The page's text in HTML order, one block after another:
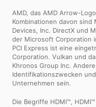
AMD, das AMD Arrow-
Kombinationen davon sind
Devices, Inc. DirectX und
der Microsoft Corporation
PCI Express ist eine
Corporation. Vulkan und
Khronos Group Inc.
Identifikationszwecken
Unternehmen sein.
Die Begriffe HDMI™,